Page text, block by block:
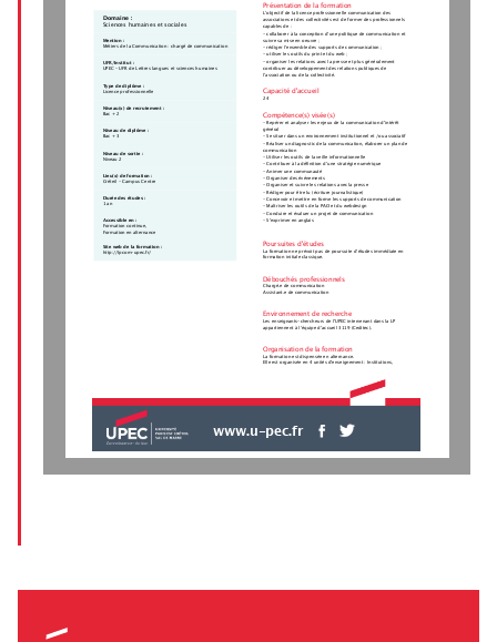
Présentation de la formation
L’objectif de la licence professionnelle communication des
associations et des collectivités est de former des professionnels
capables de :
- collaborer à la conception d’une politique de communication et
suivre sa mise en oeuvre ;
- rédiger l’ensemble des supports de communication ;
- utiliser les outils du print et du web ;
- organiser les relations avec la presse et plus généralement
contribuer au développement des relations publiques de
l’association ou de la collectivité.
Capacité d'accueil
24
Compétence(s) visée(s)
- Repérer et analyser les enjeux de la communication d'intérêt
général
- Se situer dans un environnement institutionnel et /ou associatif
- Réaliser un diagnostic de la communication, élaborer un plan de
communication
- Utiliser les outils de la veille informationnelle
- Contribuer à la définition d’une stratégie numérique
- Animer une communauté
- Organiser des événements
- Organiser et suivre les relations avec la presse
- Rédiger pour être lu (écriture journalistique)
- Concevoir et mettre en forme les supports de communication
- Maîtriser les outils de la PAO et du webdesign
- Conduire et évaluer un projet de communication
- S'exprimer en anglais
Poursuites d'études
La formation ne prévoit pas de poursuite d’études immédiate en
formation initiale classique.
Débouchés professionnels
Chargé.e de communication
Assistant.e de communication
Environnement de recherche
Les enseignants-chercheurs de l'UPEC intervenant dans la LP
appartiennent à l’équipe d’accueil 3119 (Ceditec).
Organisation de la formation
La formation est dispensée en alternance.
Elle est organisée en 4 unités d'enseignement : Institutions,
Domaine :
Sciences humaines et sociales
Mention :
Métiers de la Communication : chargé de communication
UFR/Institut :
UPEC - UFR de Lettres langues et sciences humaines
Type de diplôme :
Licence professionnelle
Niveau(x) de recrutement :
Bac + 2
Niveau de diplôme :
Bac + 3
Niveau de sortie :
Niveau 2
Lieu(x) de formation :
Créteil - Campus Centre
Durée des études :
1 an
Accessible en :
Formation continue,
Formation en alternance
Site web de la formation :
http://lpcom-upec.fr/
www.u-pec.fr